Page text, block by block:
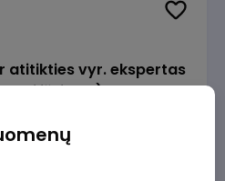
atitikties vyr. ekspertas
LT)